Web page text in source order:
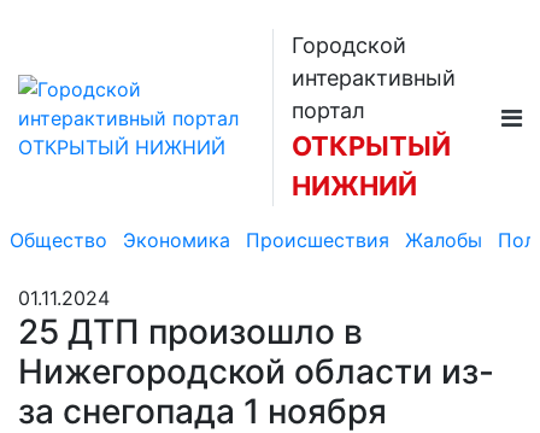
Городской
интерактивный
портал
ОТКРЫТЫЙ
НИЖНИЙ
Общество Экономика Происшествия Жалобы
01.11.2024
25 ДТП произошло в
Нижегородской области из-
за снегопада 1 ноября